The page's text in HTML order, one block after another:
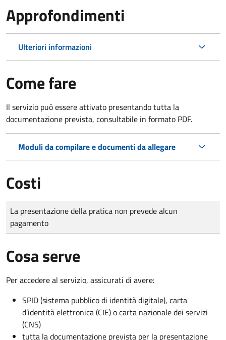
Approfondimenti
Ulteriori informazioni
Come fare
Il servizio può essere attivato presentando tutta la
documentazione prevista, consultabile in formato PDF.
Moduli da compilare e documenti da allegare
Costi
Tipo di pagamento
Importo
La presentazione della pratica non prevede alcun
pagamento
Cosa serve
Per accedere al servizio, assicurati di avere:
SPID (sistema pubblico di identità digitale), carta
d’identità elettronica (CIE) o carta nazionale dei servizi
(CNS)
tutta la documentazione prevista per la presentazione